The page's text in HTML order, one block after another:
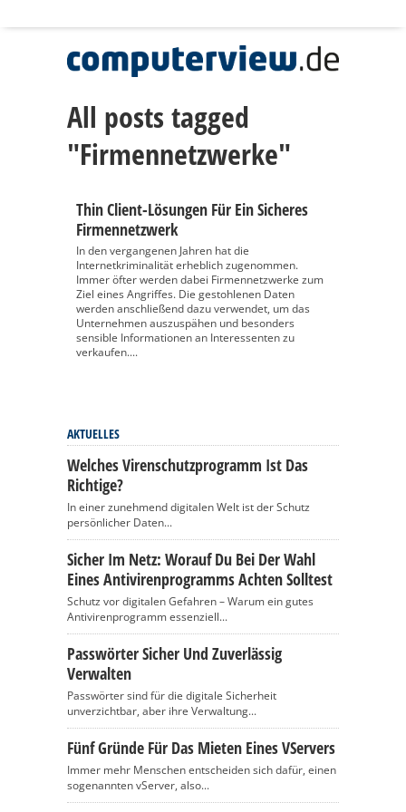
All posts tagged
"Firmennetzwerke"
Thin Client-Lösungen Für Ein Sicheres
Firmennetzwerk
In den vergangenen Jahren hat die
Internetkriminalität erheblich zugenommen.
Immer öfter werden dabei Firmennetzwerke zum
Ziel eines Angriffes. Die gestohlenen Daten
werden anschließend dazu verwendet, um das
Unternehmen auszuspähen und besonders
sensible Informationen an Interessenten zu
verkaufen....
AKTUELLES
Welches Virenschutzprogramm Ist Das
Richtige?
In einer zunehmend digitalen Welt ist der Schutz
persönlicher Daten...
Sicher Im Netz: Worauf Du Bei Der Wahl
Eines Antivirenprogramms Achten Solltest
Schutz vor digitalen Gefahren – Warum ein gutes
Antivirenprogramm essenziell...
Passwörter Sicher Und Zuverlässig
Verwalten
Passwörter sind für die digitale Sicherheit
unverzichtbar, aber ihre Verwaltung...
Fünf Gründe Für Das Mieten Eines VServers
Immer mehr Menschen entscheiden sich dafür, einen
sogenannten vServer, also...